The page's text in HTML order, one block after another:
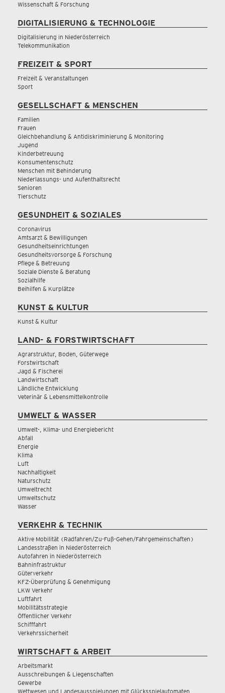
Wissenschaft & Forschung
DIGITALISIERUNG & TECHNOLOGIE
Digitalisierung in Niederösterreich
Telekommunikation
FREIZEIT & SPORT
Freizeit & Veranstaltungen
Sport
GESELLSCHAFT & MENSCHEN
Familien
Frauen
Gleichbehandlung & Antidiskriminierung & Monitoring
Jugend
Kinderbetreuung
Konsumentenschutz
Menschen mit Behinderung
Niederlassungs- und Aufenthaltsrecht
Senioren
Tierschutz
GESUNDHEIT & SOZIALES
Coronavirus
Amtsarzt & Bewilligungen
Gesundheitseinrichtungen
Gesundheitsvorsorge & Forschung
Pflege & Betreuung
Soziale Dienste & Beratung
Sozialhilfe
Beihilfen & Kurplätze
KUNST & KULTUR
Kunst & Kultur
LAND- & FORSTWIRTSCHAFT
Agrarstruktur, Boden, Güterwege
Forstwirtschaft
Jagd & Fischerei
Landwirtschaft
Ländliche Entwicklung
Veterinär & Lebensmittelkontrolle
UMWELT & WASSER
Umwelt-, Klima- und Energiebericht
Abfall
Energie
Klima
Luft
Nachhaltigkeit
Naturschutz
Umweltrecht
Umweltschutz
Wasser
VERKEHR & TECHNIK
Aktive Mobilität (Radfahren/Zu-Fuß-Gehen/Fahrgemeinschaften)
Landesstraßen in Niederösterreich
Autofahren in Niederösterreich
Bahninfrastruktur
Güterverkehr
KFZ-Überprüfung & Genehmigung
LKW Verkehr
Luftfahrt
Mobilitätsstrategie
Öffentlicher Verkehr
Schifffahrt
Verkehrssicherheit
WIRTSCHAFT & ARBEIT
Arbeitsmarkt
Ausschreibungen & Liegenschaften
Gewerbe
Wettwesen und Landesausspielungen mit Glücksspielautomaten